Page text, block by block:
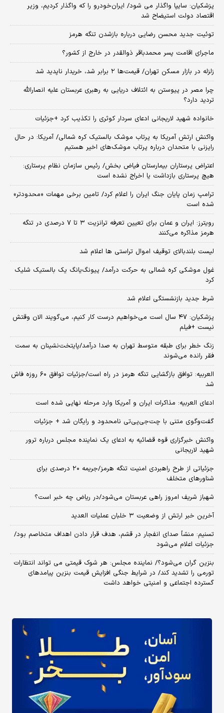
پزشکیان: سایپا واگذار می شود/ ایران‌خودرو را که واگذار کردیم، وزیر
اقتصاد دولت استیضاح شد
توئیت جدید محسن رضایی درباره بازشدن تنگه هرمز
ماجرای اقامت پسر محمدباقر ذوالقدر در خارج از کشور؟
زلزله در بازار مسکن تهران/ قیمت‌ها ۲ برابر شد، خریدار ناپدید شد
چرا مصر در پیوستن به ائتلاف دریایی به رهبری عربستان علیه انصارالله
تردید دارد؟
خانواده شهید لاریجانی ادعای سردار کوثری را تکذیب کرد +جزئیات
واکنش ارتش آمریکا به پرتاب موشک بالستیک کره شمالی/ آمریکا: در حال
رایزنی با متحدان درباره پرتاب موشک‌های اخیر هستیم
اعتراض پرستاران بیمارستان فیاض بخش/ رئیس سازمان نظام پرستاری:
هیچ پرستاری بازداشت یا اخراج نشده است
ترامپ زمان پایان جنگ ایران را اعلام کرد/ تامین برخی مهمات «محدودتر»
شده است
رویترز: ایران و عمان برای تعیین تعرفه ترانزیت ۳ تا ۷ درصدی در تنگه
هرمز مذاکره می‌کنند
لیست بلندبالای توقیف اموال تراستی ها اعلام شد
غول موشکی کره شمالی به حرکت درآمد/ پیونگ‌یانگ یک بالستیک شلیک
کرد
شرط جدید بازنشستگی اعلام شد
پزشکیان: ۴۷ سال است می‌خواهیم درست کار کنیم، می‌گویند الان وقتش
نیست +فیلم
زنگ خطر برای طبقه متوسط تهران به صدا درآمد/پایتخت‌نشینان به سمت
فقر رانده می‌شوند
العربیه: توافق بازگشایی تنگه هرمز در راه است/جزئیات توافق ۶۰ روزه فاش
شد
ادعای العربیه: مذاکرات ایران و آمریکا وارد مرحله نهایی شده است
گفت‌وگوی متنی با چت‌جی‌پی‌تی نامحدود و رایگان شد + جزئیات
واکنش خبرگزاری قوه قضائیه به ادعای یک نماینده مجلس درباره ترور
شهید لاریجانی
جزئیاتی از طرح راهبردی امنیت تنگه هرمز/جریمه ۲۰ درصدی برای
شناورهای متخلف
شهباز شریف امروز راهی عربستان می‌شود/در ریاض چه خبر است؟
آخرین خبر ارتش از وضعیت ۳ خلبان عملیات العدید
تسنیم: منشأ صدای انفجار در قشم، هدف قرار دادن اهداف متخاصم بود/
جزئیات اعلام می‌شود
بنزین گران می‌شود؟/ نماینده مجلس: هر شوک قیمتی می تواند انتظارات
تورمی را تشدید کند/ در شرایط جنگی افزایش قیمت بنزین پیامدهای
گسترده اجتماعی و امنیتی خواهد داشت